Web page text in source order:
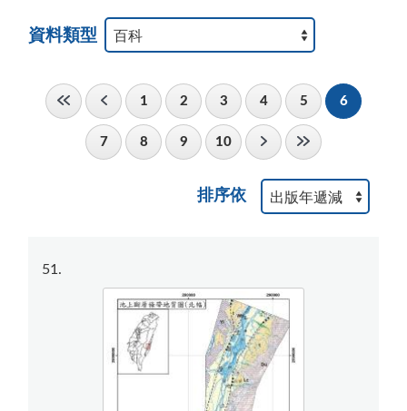
資料類型
1 2 3 4 5 6
7 8 9 10
排序依
51